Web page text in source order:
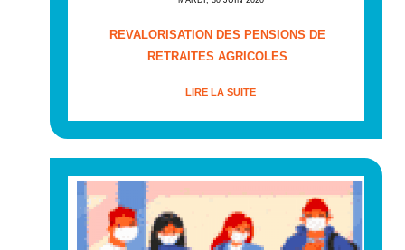
REVALORISATION DES PENSIONS DE
RETRAITES AGRICOLES
LIRE LA SUITE